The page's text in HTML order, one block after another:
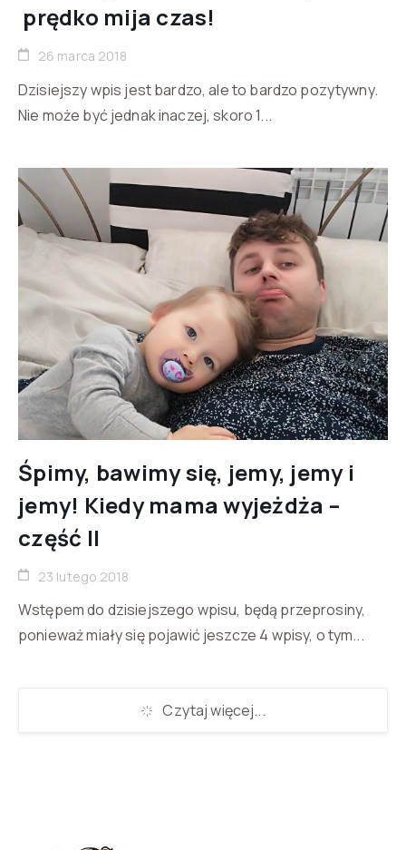
prędko mija czas!
26 marca 2018
Dzisiejszy wpis jest bardzo, ale to bardzo pozytywny.
Nie może być jednak inaczej, skoro 1...
Śpimy, bawimy się, jemy, jemy i
jemy! Kiedy mama wyjeżdża –
część II
23 lutego 2018
Wstępem do dzisiejszego wpisu, będą przeprosiny,
ponieważ miały się pojawić jeszcze 4 wpisy, o tym...
Czytaj więcej...